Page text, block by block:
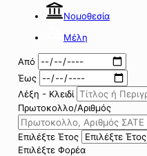
Νομοθεσία
Μέλη
Από
Έως
Λέξη - Κλειδί
Πρωτοκολλο/Αριθμός
Επιλέξτε Έτος
Επιλέξτε Φορέα